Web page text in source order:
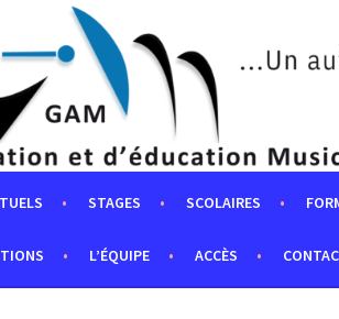
STAGES SCOLAIRES
L’ÉQUIPE ACCÈS